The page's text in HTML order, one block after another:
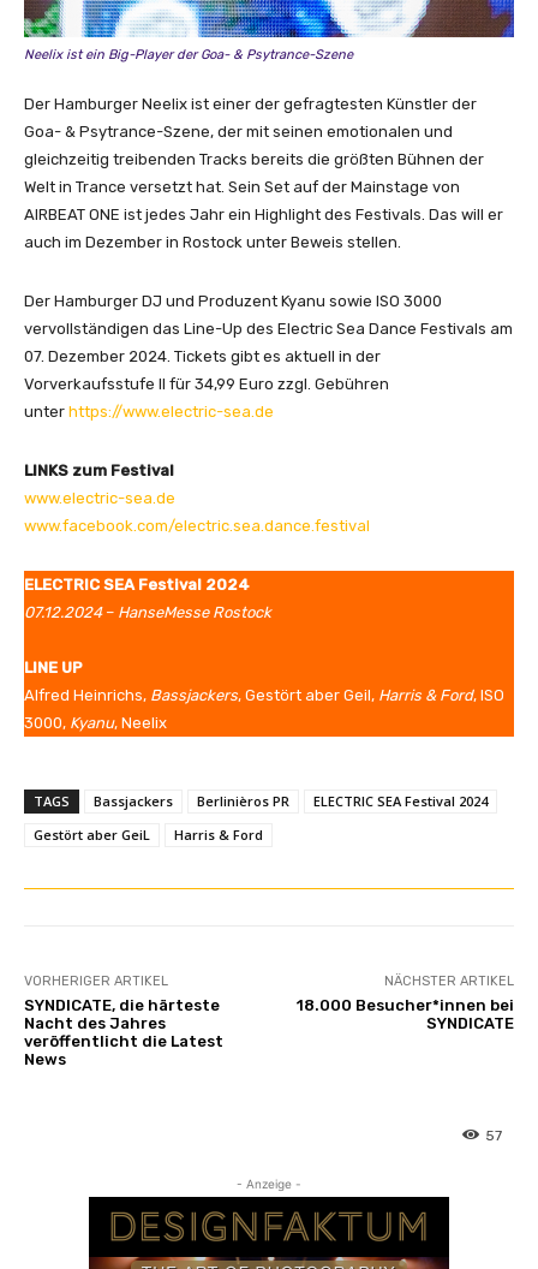
Neelix ist ein Big-Player der Goa- & Psytrance-Szene
Der Hamburger Neelix ist einer der gefragtesten Künstler der
Goa- & Psytrance-Szene, der mit seinen emotionalen und
gleichzeitig treibenden Tracks bereits die größten Bühnen der
Welt in Trance versetzt hat. Sein Set auf der Mainstage von
AIRBEAT ONE ist jedes Jahr ein Highlight des Festivals. Das will er
auch im Dezember in Rostock unter Beweis stellen.
Der Hamburger DJ und Produzent Kyanu sowie ISO 3000
vervollständigen das Line-Up des Electric Sea Dance Festivals am
07. Dezember 2024. Tickets gibt es aktuell in der
Vorverkaufsstufe II für 34,99 Euro zzgl. Gebühren
unter https://www.electric-sea.de
LINKS zum Festival
www.electric-sea.de
www.facebook.com/electric.sea.dance.festival
ELECTRIC SEA Festival 2024
07.12.2024– HanseMesse Rostock
LINE UP
Alfred Heinrichs, Bassjackers, Gestört aber Geil, Harris & Ford, ISO
3000, Kyanu, Neelix
TAGS Bassjackers Berlinièros PR
ELECTRIC SEA Festival 2024
Gestört aber GeiL
Harris & Ford
VORHERIGER ARTIKEL
SYNDICATE, die härteste
Nacht des Jahres
veröffentlicht die Latest
News
NÄCHSTER ARTIKEL
18.000 Besucher*innen bei
SYNDICATE
57
- Anzeige -